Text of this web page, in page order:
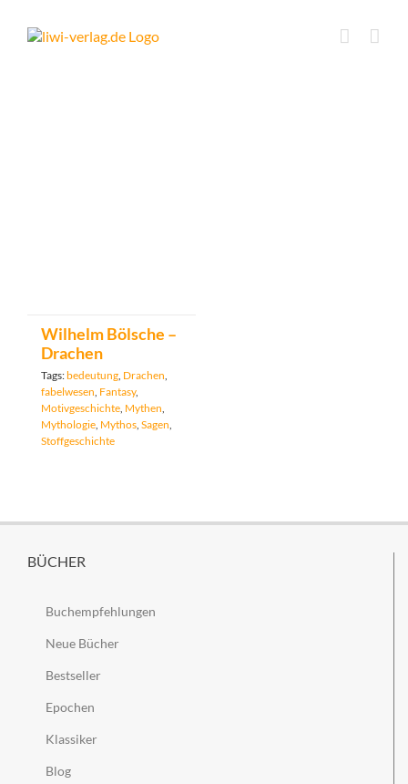
content
Wilhelm Bölsche –
Drachen
Tags:bedeutung Drachen
fabelwesen Fantasy,
Motivgeschichte Mythen
Mythologie Mythos Sagen
Stoffgeschichte
BÜCHER
Buchempfehlungen
Neue Bücher
Bestseller
Epochen
Klassiker
Blog